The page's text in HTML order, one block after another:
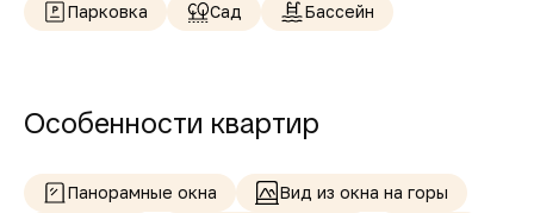
Парковка Сад Бассейн
Особенности квартир
Панорамные окна
Вид из окна на горы